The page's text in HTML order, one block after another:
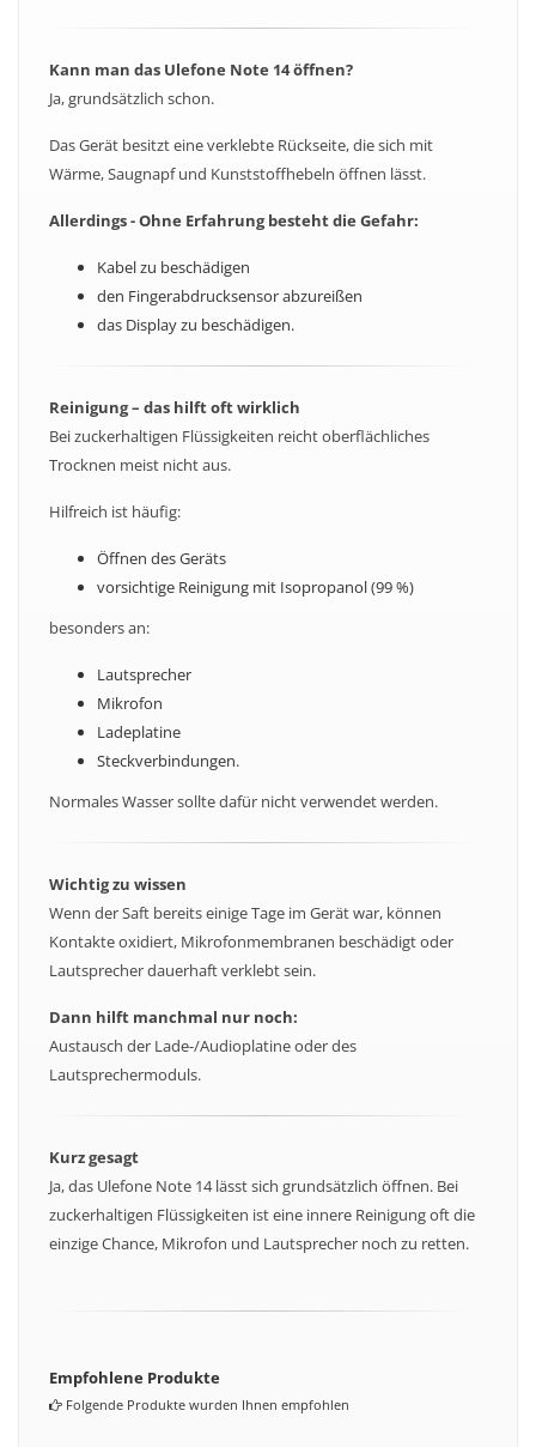
Kann man das Ulefone Note 14 öffnen?
Ja, grundsätzlich schon.
Das Gerät besitzt eine verklebte Rückseite, die sich mit
Wärme, Saugnapf und Kunststoffhebeln öffnen lässt.
Allerdings - Ohne Erfahrung besteht die Gefahr:
Kabel zu beschädigen
den Fingerabdrucksensor abzureißen
das Display zu beschädigen.
Reinigung – das hilft oft wirklich
Bei zuckerhaltigen Flüssigkeiten reicht oberflächliches
Trocknen meist nicht aus.
Hilfreich ist häufig:
Öffnen des Geräts
vorsichtige Reinigung mit Isopropanol (99 %)
besonders an:
Lautsprecher
Mikrofon
Ladeplatine
Steckverbindungen.
Normales Wasser sollte dafür nicht verwendet werden.
Wichtig zu wissen
Wenn der Saft bereits einige Tage im Gerät war, können
Kontakte oxidiert, Mikrofonmembranen beschädigt oder
Lautsprecher dauerhaft verklebt sein.
Dann hilft manchmal nur noch:
Austausch der Lade-/Audioplatine oder des
Lautsprechermoduls.
Kurz gesagt
Ja, das Ulefone Note 14 lässt sich grundsätzlich öffnen. Bei
zuckerhaltigen Flüssigkeiten ist eine innere Reinigung oft die
einzige Chance, Mikrofon und Lautsprecher noch zu retten.
Empfohlene Produkte
Folgende Produkte wurden Ihnen empfohlen